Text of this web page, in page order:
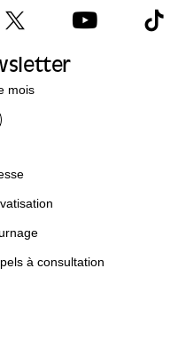
mois
à consultation